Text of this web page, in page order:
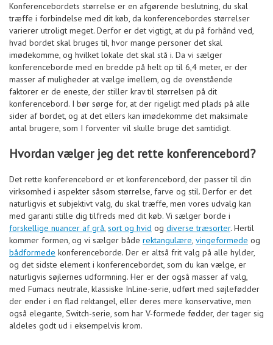
Konferencebordets størrelse er en afgørende beslutning, du skal
træffe i forbindelse med dit køb, da konferencebordes størrelser
varierer utroligt meget. Derfor er det vigtigt, at du på forhånd ved,
hvad bordet skal bruges til, hvor mange personer det skal
imødekomme, og hvilket lokale det skal stå i. Da vi sælger
konferenceborde med en bredde på helt op til 6,4 meter, er der
masser af muligheder at vælge imellem, og de ovenstående
faktorer er de eneste, der stiller krav til størrelsen på dit
konferencebord. I bør sørge for, at der rigeligt med plads på alle
sider af bordet, og at det ellers kan imødekomme det maksimale
antal brugere, som I forventer vil skulle bruge det samtidigt.
Hvordan vælger jeg det rette konferencebord?
Det rette konferencebord er et konferencebord, der passer til din
virksomhed i aspekter såsom størrelse, farve og stil. Derfor er det
naturligvis et subjektivt valg, du skal træffe, men vores udvalg kan
med garanti stille dig tilfreds med dit køb. Vi sælger borde i
forskellige nuancer af grå, sort og hvid og diverse træsorter. Hertil
kommer formen, og vi sælger både rektangulære, vingeformede og
bådformede konferenceborde. Der er altså frit valg på alle hylder,
og det sidste element i konferencebordet, som du kan vælge, er
naturligvis søjlernes udformning. Her er der også masser af valg,
med Fumacs neutrale, klassiske InLine-serie, udført med søjlefødder
der ender i en flad rektangel, eller deres mere konservative, men
også elegante, Switch-serie, som har V-formede fødder, der tager sig
aldeles godt ud i eksempelvis krom.